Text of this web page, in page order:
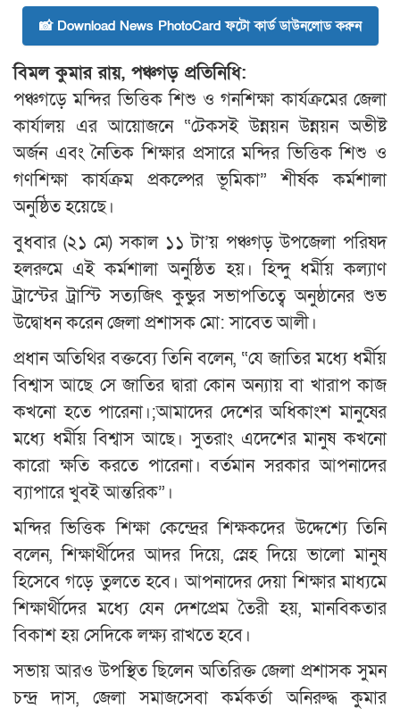
📸 Download News PhotoCard ফটো কার্ড ডাউনলোড করুন
বিমল কুমার রায়, পঞ্চগড় প্রতিনিধি:
পঞ্চগড়ে মন্দির ভিত্তিক শিশু ও গনশিক্ষা কার্যক্রমের জেলা
কার্যালয় এর আয়োজনে “টেকসই উন্নয়ন উন্নয়ন অভীষ্ট
অর্জন এবং নৈতিক শিক্ষার প্রসারে মন্দির ভিত্তিক শিশু ও
গণশিক্ষা কার্যক্রম প্রকল্পের ভূমিকা” শীর্ষক কর্মশালা
অনুষ্ঠিত হয়েছে।
বুধবার (২১ মে) সকাল ১১ টা’য় পঞ্চগড় উপজেলা পরিষদ
হলরুমে এই কর্মশালা অনুষ্ঠিত হয়। হিন্দু ধর্মীয় কল্যাণ
ট্রাস্টের ট্রাস্টি সত্যজিৎ কুন্ডুর সভাপতিত্বে অনুষ্ঠানের শুভ
উদ্বোধন করেন জেলা প্রশাসক মো: সাবেত আলী।
প্রধান অতিথির বক্তব্যে তিনি বলেন, “যে জাতির মধ্যে ধর্মীয়
বিশ্বাস আছে সে জাতির দ্বারা কোন অন্যায় বা খারাপ কাজ
কখনো হতে পারেনা।;আমাদের দেশের অধিকাংশ মানুষের
মধ্যে ধর্মীয় বিশ্বাস আছে। সুতরাং এদেশের মানুষ কখনো
কারো ক্ষতি করতে পারেনা। বর্তমান সরকার আপনাদের
ব্যাপারে খুবই আন্তরিক”।
মন্দির ভিত্তিক শিক্ষা কেন্দ্রের শিক্ষকদের উদ্দেশ্যে তিনি
বলেন, শিক্ষার্থীদের আদর দিয়ে, স্নেহ দিয়ে ভালো মানুষ
হিসেবে গড়ে তুলতে হবে। আপনাদের দেয়া শিক্ষার মাধ্যমে
শিক্ষার্থীদের মধ্যে যেন দেশপ্রেম তৈরী হয়, মানবিকতার
বিকাশ হয় সেদিকে লক্ষ্য রাখতে হবে।
সভায় আরও উপস্থিত ছিলেন অতিরিক্ত জেলা প্রশাসক সুমন
চন্দ্র দাস, জেলা সমাজসেবা কর্মকর্তা অনিরুদ্ধ কুমার